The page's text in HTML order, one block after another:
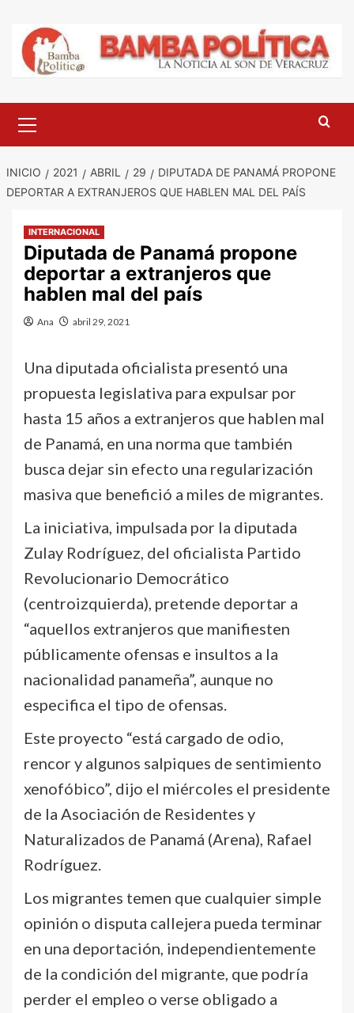
contenido
principal
INICIO 2021 ABRIL 29
DIPUTADA DE PANAMÁ PROPONE
DEPORTAR A EXTRANJEROS QUE HABLEN MAL DEL PAÍS
INTERNACIONAL
Diputada de Panamá propone
deportar a extranjeros que
hablen mal del país
Ana abril 29, 2021
Una diputada oficialista presentó una
propuesta legislativa para expulsar por
hasta 15 años a extranjeros que hablen mal
de Panamá, en una norma que también
busca dejar sin efecto una regularización
masiva que benefició a miles de migrantes.
La iniciativa, impulsada por la diputada
Zulay Rodríguez, del oficialista Partido
Revolucionario Democrático
(centroizquierda), pretende deportar a
“aquellos extranjeros que manifiesten
públicamente ofensas e insultos a la
nacionalidad panameña”, aunque no
especifica el tipo de ofensas.
Este proyecto “está cargado de odio,
rencor y algunos salpiques de sentimiento
xenofóbico”, dijo el miércoles el presidente
de la Asociación de Residentes y
Naturalizados de Panamá (Arena), Rafael
Rodríguez.
Los migrantes temen que cualquier simple
opinión o disputa callejera pueda terminar
en una deportación, independientemente
de la condición del migrante, que podría
perder el empleo o verse obligado a